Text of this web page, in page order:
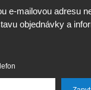
e-mailovou adresu
objednávky a